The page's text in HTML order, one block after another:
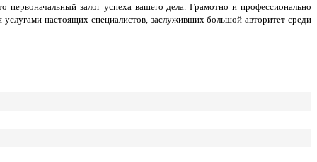
первоначальный залог успеха вашего дела.Грамотно и профессионально
услугами настоящих специалистов, заслуживших большой авторитет среди